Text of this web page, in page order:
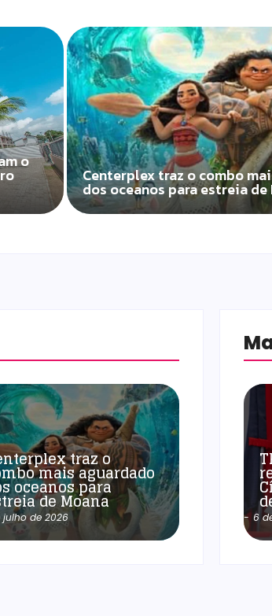
o
Centerplex traz o combo
dos oceanos para estreia
traz o
mais aguardado
oceanos para
de Moana
julho de 2026 - 6